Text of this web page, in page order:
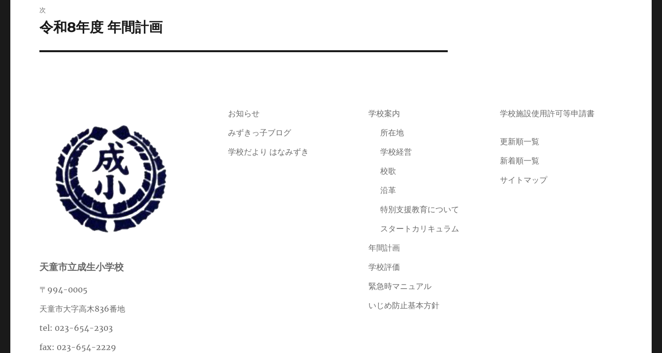
ゲ
稿:
次
次
投
令和8年度 年間計画
天童市立成生小学校
〒994-0005
天童市大字高木836番地
tel: 023-654-2303
fax: 023-654-2229
お知らせ
みずきっ子ブログ
学校だより はなみずき
学校案内
所在地
学校経営
校歌
沿革
特別支援教育について
スタートカリキュラム
年間計画
学校評価
緊急時マニュアル
いじめ防止基本方針
学校施設使用許可等申請書
更新順一覧
新着順一覧
サイトマップ